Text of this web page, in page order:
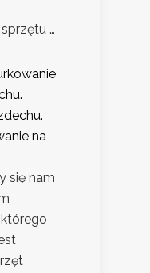
…
na
się nam